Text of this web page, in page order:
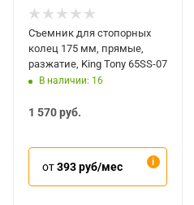
Съемник для стопорных
колец 175 мм, прямые,
разжатие, King Tony 65SS-07
В наличии: 16
1 570руб.
от393 руб/мес